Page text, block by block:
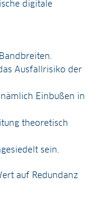
digitale
Ausfallrisiko der
Einbußen in
theoretisch
sein.
auf Redundanz